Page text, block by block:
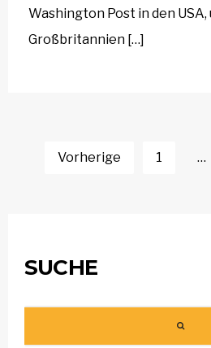
Washington Post in den USA,
Großbritannien […]
Vorherige 1 …
SUCHE